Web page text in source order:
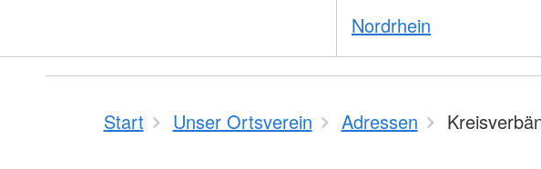
Nordrhein
Start Unser Ortsverein Adressen